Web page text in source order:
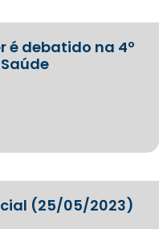
é debatido na 4º
(25/05/2023)